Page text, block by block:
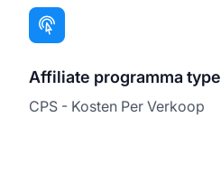
Affiliate programma type
CPS - Kosten Per Verkoop